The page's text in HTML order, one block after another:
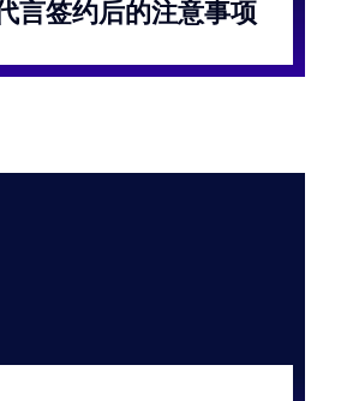
言签约后的注意事项